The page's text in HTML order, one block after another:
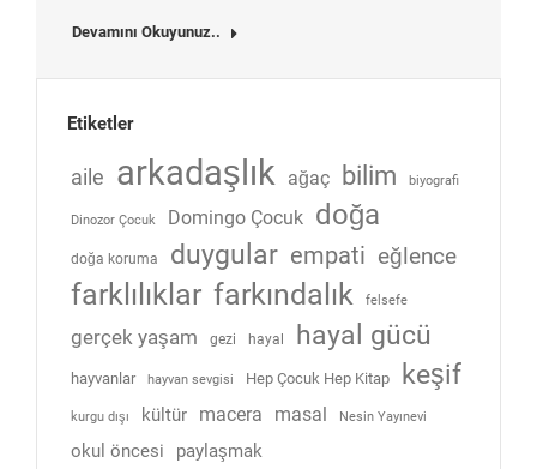
Devamını Okuyunuz..
Etiketler
aile arkadaşlık ağaç bilim biyografi
Dinozor Çocuk Domingo Çocuk doğa
doğa koruma duygular empati eğlence
farklılıklar farkındalık felsefe
gerçek yaşam gezi hayal hayal gücü
hayvanlar hayvan sevgisi Hep Çocuk Hep Kitap keşif
kurgu dışı kültür macera masal Nesin Yayınevi
okul öncesi paylaşmak